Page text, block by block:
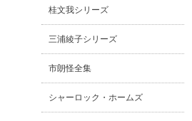
桂文我シリーズ
三浦綾子シリーズ
市朗怪全集
シャーロック・ホームズ